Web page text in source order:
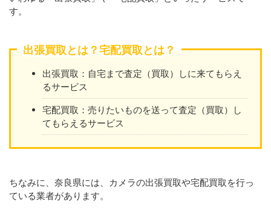
す。
出張買取とは？宅配買取とは？
出張買取：自宅まで査定（買取）しに来てもらえ
るサービス
宅配買取：売りたいものを送って査定（買取）し
てもらえるサービス
ちなみに、奈良県には、カメラの出張買取や宅配買取を行っ
ている業者があります。